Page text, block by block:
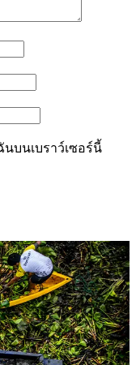
บนเบราว์เซอร์นี้